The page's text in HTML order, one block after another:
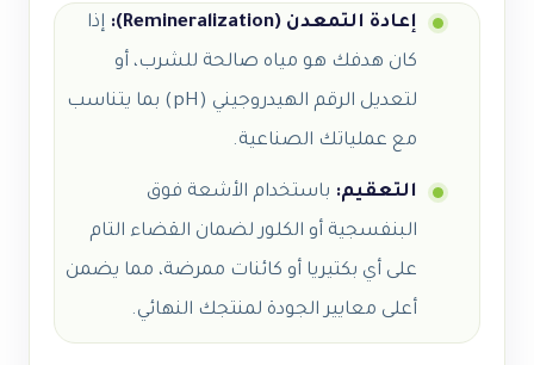
إعادة التمعدن (Remineralization):
إذا
كان هدفك هو مياه صالحة للشرب، أو
لتعديل الرقم الهيدروجيني (pH) بما يتناسب
مع عملياتك الصناعية.
التعقيم: باستخدام الأشعة فوق
البنفسجية أو الكلور لضمان القضاء التام
على أي بكتيريا أو كائنات ممرضة، مما يضمن
أعلى معايير الجودة لمنتجك النهائي.